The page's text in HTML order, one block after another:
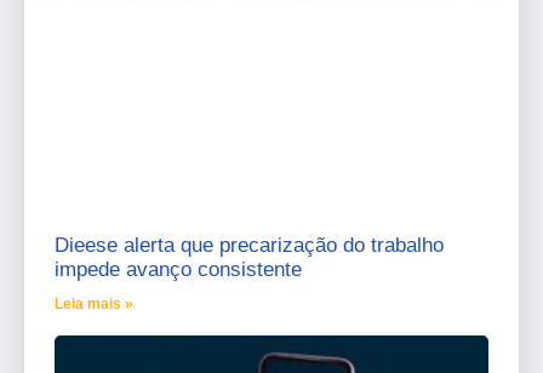
Dieese alerta que precarização do trabalho
impede avanço consistente
Leia mais »